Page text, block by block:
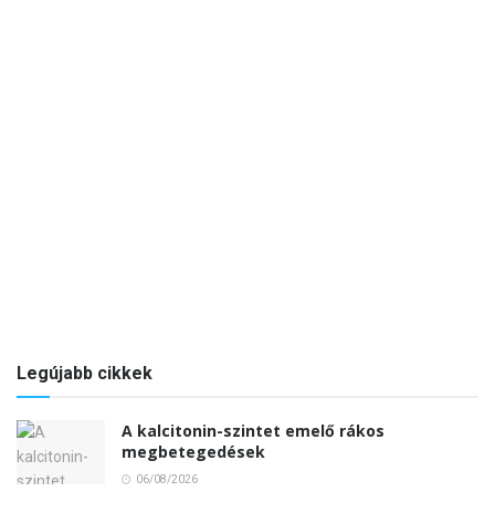
Legújabb cikkek
A kalcitonin-szintet emelő rákos
megbetegedések
06/08/2026